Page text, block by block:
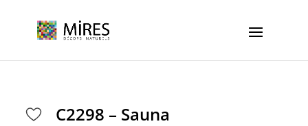
C2298 – Sauna